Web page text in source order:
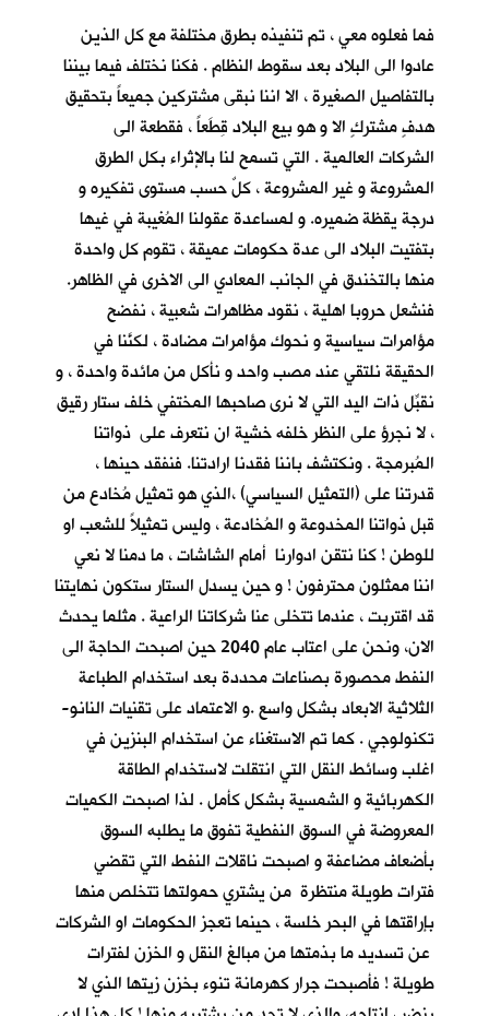
فما فعلوه معي ، تم تنفيذه بطرق مختلفة مع كل الذين
عادوا الى البلاد بعد سقوط النظام . فكنا نختلف فيما بيننا
بالتفاصيل الصغيرة ، الا اننا نبقى مشتركين جميعاً بتحقيق
هدفٍ مشتركٍ الا و هو بيع البلاد قِطَعاً ، فقطعة الى
الشركات العالمية . التي تسمح لنا بالإثراء بكل الطرق
المشروعة و غير المشروعة ، كلٌ حسب مستوى تفكيره و
درجة يقظة ضميره. و لمساعدة عقولنا المُغيبة في غيها
بتفتيت البلاد الى عدة حكومات عميقة ، تقوم كل واحدة
منها بالتخندق في الجانب المعادي الى الاخرى في الظاهر.
فنشعل حروبا اهلية ، نقود مظاهرات شعبية ، نفضح
مؤامرات سياسية و نحوك مؤامرات مضادة ، لكنَّنا في
الحقيقة نلتقي عند مصب واحد و نأكل من مائدة واحدة ، و
نقبِّل ذات اليد التي لا نرى صاحبها المختفي خلف ستار رقيق
، لا نجرؤ على النظر خلفه خشية ان نتعرف على ذواتنا
المُبرمجة . ونكتشف باننا فقدنا ارادتنا. فنفقد حينها ،
قدرتنا على (التمثيل السياسي) ،الذي هو تمثيل مُخادع من
قبل ذواتنا المخدوعة و المُخادعة ، وليس تمثيلاً للشعب او
للوطن ! كنا نتقن ادوارنا أمام الشاشات ، ما دمنا لا نعي
اننا ممثلون محترفون ! و حين يسدل الستار ستكون نهايتنا
قد اقتربت ، عندما تتخلى عنا شركاتنا الراعية . مثلما يحدث
الان، ونحن على اعتاب عام 2040 حين اصبحت الحاجة الى
النفط محصورة بصناعات محددة بعد استخدام الطباعة
الثلاثية الابعاد بشكل واسع .و الاعتماد على تقنيات النانو-
تكنولوجي . كما تم الاستغناء عن استخدام البنزين في
اغلب وسائط النقل التي انتقلت لاستخدام الطاقة
الكهربائية و الشمسية بشكل كأمل . لذا اصبحت الكميات
المعروضة في السوق النفطية تفوق ما يطلبه السوق
بأضعاف مضاعفة و اصبحت ناقلات النفط التي تقضي
فترات طويلة منتظرة من يشتري حمولتها تتخلص منها
بإراقتها في البحر خلسة ، حينما تعجز الحكومات او الشركات
عن تسديد ما بذمتها من مبالغ النقل و الخزن لفترات
طويلة ! فأصبحت جرار كهرمانة تنوء بخزن زيتها الذي لا